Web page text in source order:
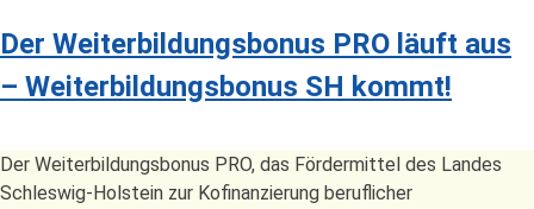
Der Weiterbildungsbonus PRO läuft aus
– Weiterbildungsbonus SH kommt!
Der Weiterbildungsbonus PRO, das Fördermittel des Landes
Schleswig-Holstein zur Kofinanzierung beruflicher